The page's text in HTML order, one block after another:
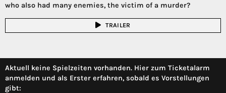
who also had many enemies, the victim of a murder?
TRAILER
Aktuell keine Spielzeiten vorhanden. Hier zum Ticketalarm
anmelden und als Erster erfahren, sobald es Vorstellungen
gibt: